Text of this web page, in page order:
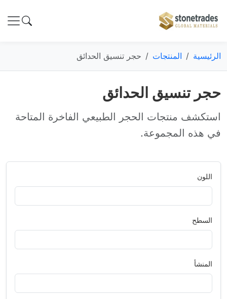
الرئيسية المنتجات حجر تنسيق الحدائق
حجر تنسيق الحدائق
استكشف منتجات الحجر الطبيعي الفاخرة المتاحة
في هذه المجموعة.
اللون
السطح
المنشأ